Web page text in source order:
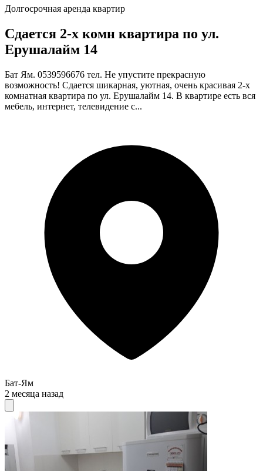
Долгосрочная аренда квартир
Сдается 2-х комн квартира по ул.
Ерушалайм 14
Бат Ям. 0539596676 тел. Не упустите прекрасную
возможность! Сдается шикарная, уютная, очень красивая 2-х
комнатная квартира по ул. Ерушалайм 14. В квартире есть вся
мебель, интернет, телевидение с...
Бат-Ям
2 месяца назад